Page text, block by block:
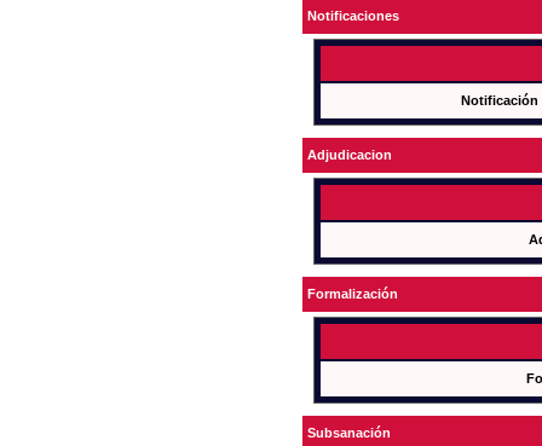
Notificaciones
Notificación
Adjudicacion
Formalización
Subsanación